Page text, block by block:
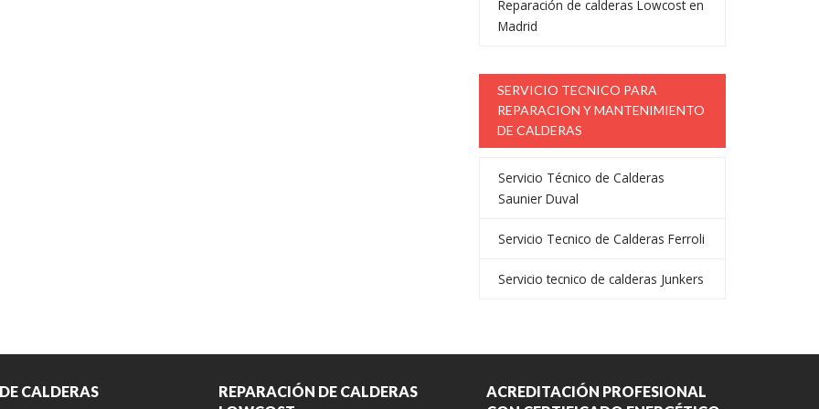
Reparación de calderas Lowcost en
Madrid
SERVICIO TECNICO PARA
REPARACION Y MANTENIMIENTO
DE CALDERAS
Servicio Técnico de Calderas
Saunier Duval
Servicio Tecnico de Calderas Ferroli
Servicio tecnico de calderas Junkers
CALDERAS
REPARACIÓN DE CALDERAS
ACREDITACIÓN PROFESIONAL